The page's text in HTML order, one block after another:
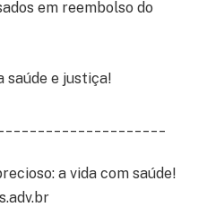
em reembolso do
saúde e justiça!
a vida com saúde!